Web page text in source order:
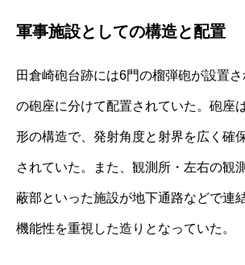
軍事施設としての構造と配置
田倉崎砲台跡には6門の榴弾砲が設置
の砲座に分けて配置されていた。砲座
形の構造で、発射角度と射界を広く確
されていた。また、観測所・左右の観
蔽部といった施設が地下通路などで連
機能性を重視した造りとなっていた。